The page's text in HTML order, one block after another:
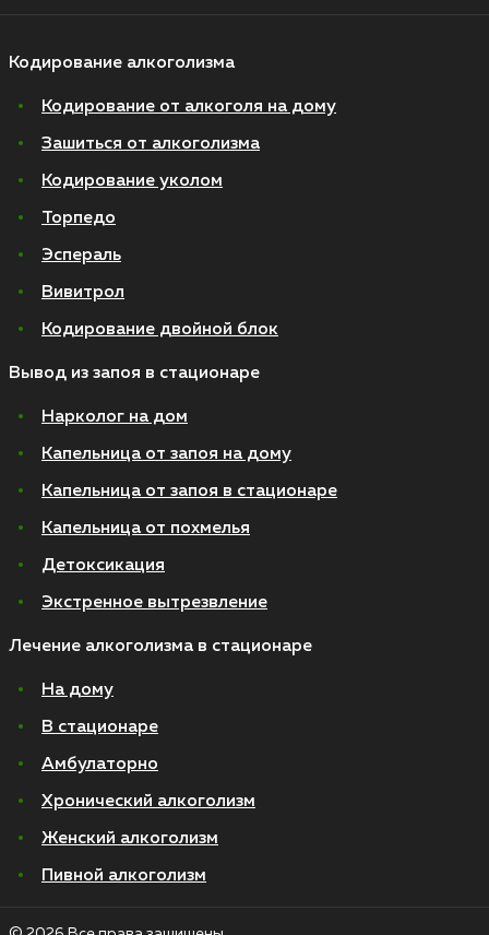
Кодирование алкоголизма
Кодирование от алкоголя на дому
Зашиться от алкоголизма
Кодирование уколом
Торпедо
Эспераль
Вивитрол
Кодирование двойной блок
Вывод из запоя в стационаре
Нарколог на дом
Капельница от запоя на дому
Капельница от запоя в стационаре
Капельница от похмелья
Детоксикация
Экстренное вытрезвление
Лечение алкоголизма в стационаре
На дому
В стационаре
Амбулаторно
Хронический алкоголизм
Женский алкоголизм
Пивной алкоголизм